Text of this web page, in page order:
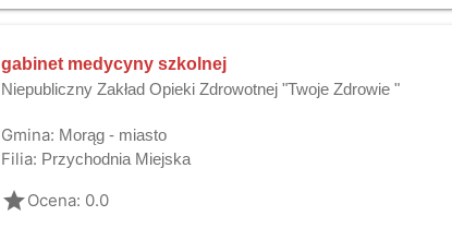
gabinet medycyny szkolnej
Niepubliczny Zakład Opieki Zdrowotnej "Twoje Zdrowie "
Gmina: Morąg - miasto
Filia: Przychodnia Miejska
gradeOcena: 0.0